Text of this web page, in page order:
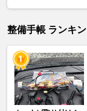
整備手帳 ランキ